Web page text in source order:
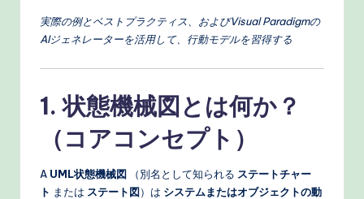
P
実際の例とベストプラクティス、およびVisual Paradigmの
AIジェネレーターを活用して、行動モデルを習得する
1. 状態機械図とは何か？
（コアコンセプト）
A UML状態機械図 （別名として知られる ステートチャー
ト または ステート図）は システムまたはオブジェクトの動